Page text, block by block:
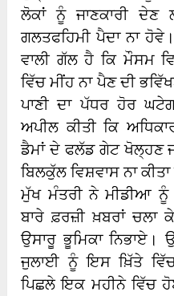
ਲੋਕਾਂ ਨੂੰ ਜਾਣਕਾਰੀ
ਗਲਤਫਹਿਮੀ ਪੈਦਾ ਨਾ
ਵਾਲੀ ਗੱਲ ਹੈ ਕਿ ਮੌਸਮ
ਵਿੱਚ ਮੀਂਹ ਨਾ ਪੈਣ ਦੀ
ਪਾਣੀ ਦਾ ਪੱਧਰ ਹੋਰ
ਅਪੀਲ ਕੀਤੀ ਕਿ
ਡੈਮਾਂ ਦੇ ਫਲੱਡ ਗੇਟ ਖੋਲ੍ਹਣ
ਬਿਲਕੁੱਲ ਵਿਸ਼ਵਾਸ ਨਾ ਕੀਤਾ
ਮੁੱਖ ਮੰਤਰੀ ਨੇ ਮੀਡੀਆ ਨੂੰ
ਬਾਰੇ ਫ਼ਰਜ਼ੀ ਖ਼ਬਰਾਂ ਚਲਾ
ਉਸਾਰੂ ਭੂਮਿਕਾ ਨਿਭਾਏ।
ਜੁਲਾਈ ਨੂੰ ਇਸ ਖ਼ਿੱਤੇ ਵਿੱਚ
ਪਿਛਲੇ ਇਕ ਮਹੀਨੇ ਵਿੱਚ